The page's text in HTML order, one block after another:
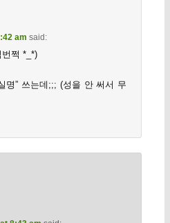
am said:
쩍 *_*)
명” 쓰는데;;; (성을 안 써서 무